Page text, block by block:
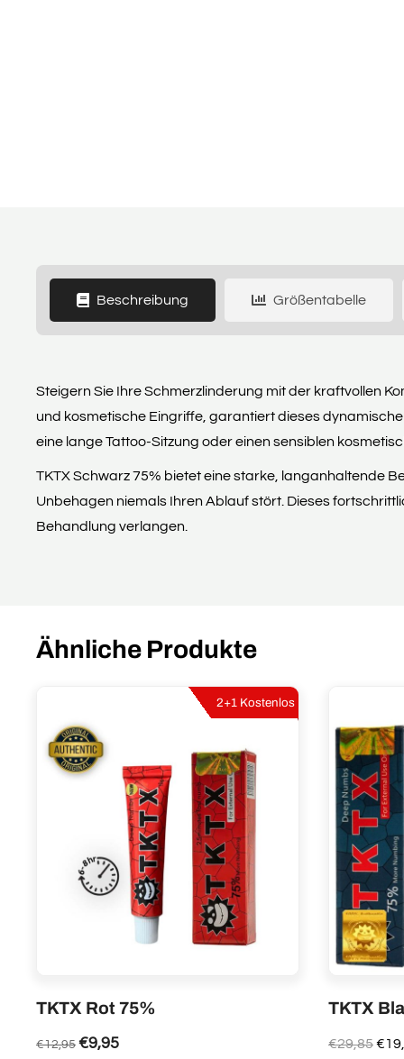
Beschreibung Größentabelle
Steigern Sie Ihre Schmerzlinderung mit der kraftvollen
und kosmetische Eingriffe, garantiert dieses
eine lange Tattoo-Sitzung oder einen sensiblen
TKTX Schwarz 75% bietet eine starke, langanhaltende
Unbehagen niemals Ihren Ablauf stört. Dieses
Behandlung verlangen.
Ähnliche Produkte
2+1 Kostenlos
TKTX Rot 75%
€12,95 €9,95
TKTX
€29,85€